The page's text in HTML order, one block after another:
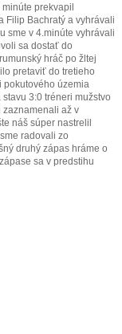
prekvapil
Filip Bachratý a vyhrávali
sme v 4.minúte vyhrávali
sa dostať do
hráč po žltej
pretaviť do tretieho
pokutového územia
3:0 tréneri mužstvo
až v
náš súper nastrelil
radovali zo
druhý zápas hráme o
sa v predstihu